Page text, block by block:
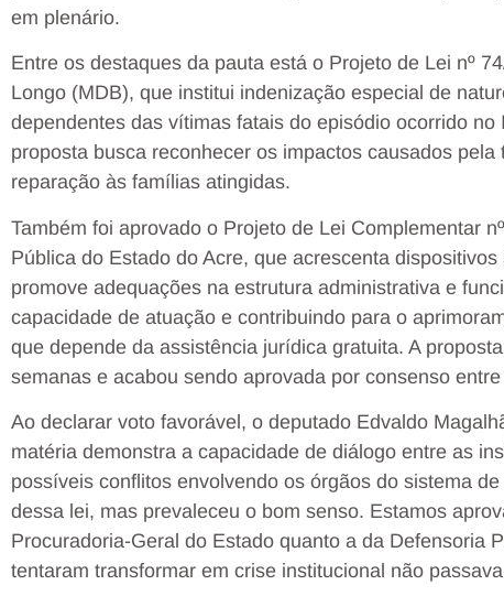
em plenário.
Entre os destaques da pauta está o Projeto de Lei nº
Longo (MDB), que institui indenização especial de
dependentes das vítimas fatais do episódio ocorrido
proposta busca reconhecer os impactos causados
reparação às famílias atingidas.
Também foi aprovado o Projeto de Lei Complementar
Pública do Estado do Acre, que acrescenta
promove adequações na estrutura administrativa e
capacidade de atuação e contribuindo para o
que depende da assistência jurídica gratuita. A
semanas e acabou sendo aprovada por consenso
Ao declarar voto favorável, o deputado Edvaldo
matéria demonstra a capacidade de diálogo entre as
possíveis conflitos envolvendo os órgãos do sistema
dessa lei, mas prevaleceu o bom senso. Estamos
Procuradoria-Geral do Estado quanto a da Defensoria
tentaram transformar em crise institucional não